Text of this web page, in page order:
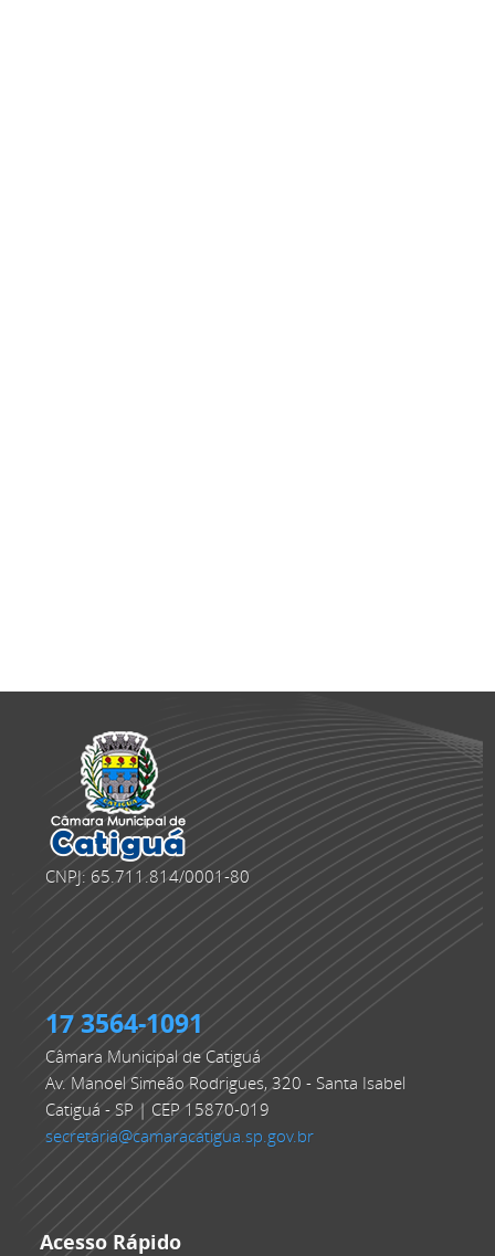
CNPJ: 65.711.814/0001-80
17 3564-1091
Câmara Municipal de Catiguá
Av. Manoel Simeão Rodrigues, 320 - Santa Isabel
Catiguá - SP | CEP 15870-019
secretaria@camaracatigua.sp.gov.br
Acesso Rápido